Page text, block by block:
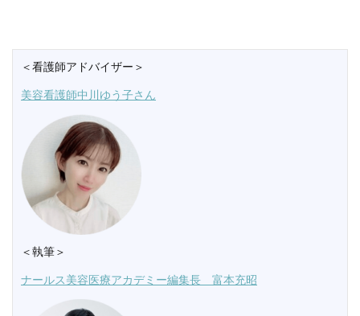
＜看護師アドバイザー＞
美容看護師中川ゆう子さん
＜執筆＞
ナールス美容医療アカデミー編集長 富本充昭